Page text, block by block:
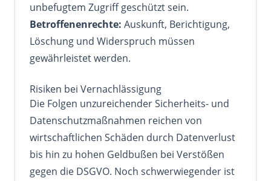
unbefugtem Zugriff geschützt sein.
Betroffenenrechte: Auskunft, Berichtigung,
Löschung und Widerspruch müssen
gewährleistet werden.
Risiken bei Vernachlässigung
Die Folgen unzureichender Sicherheits- und
Datenschutzmaßnahmen reichen von
wirtschaftlichen Schäden durch Datenverlust
bis hin zu hohen Geldbußen bei Verstößen
gegen die DSGVO. Noch schwerwiegender ist